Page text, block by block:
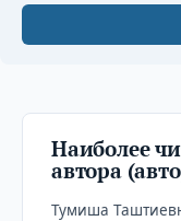
Наиболее
автора
Тумиша